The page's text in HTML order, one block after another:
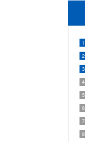
1
2
3
4
5
6
7
8